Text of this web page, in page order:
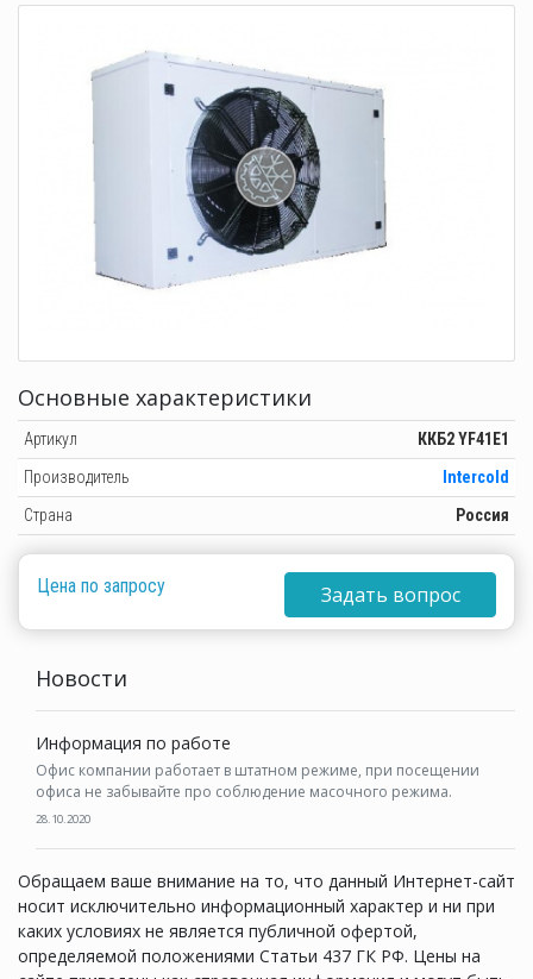
Основные характеристики
Артикул
ККБ2 YF41E1
Производитель
Intercold
Страна
Россия
Цена по запросу Задать вопрос
Новости
Информация по работе
Офис компании работает в штатном режиме, при посещении
офиса не забывайте про соблюдение масочного режима.
28.10.2020
Обращаем ваше внимание на то, что данный Интернет-сайт
носит исключительно информационный характер и ни при
каких условиях не является публичной офертой,
определяемой положениями Статьи 437 ГК РФ. Цены на